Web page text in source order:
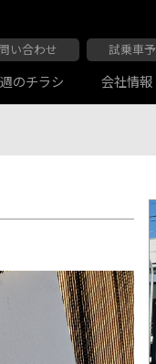
い合わせ 試乗車
のチラシ 会社情報